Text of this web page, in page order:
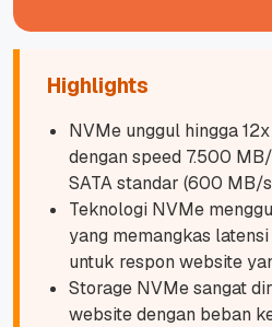
Highlights
NVMe unggul hingga
dengan speed 7.500
SATA standar (600 MB/
Teknologi NVMe
yang memangkas
untuk respon website
Storage NVMe sangat
website dengan beban